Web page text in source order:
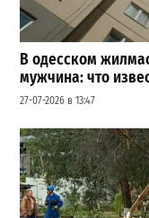
В одесском
мужчина: что
27-07-2026 в 13:47